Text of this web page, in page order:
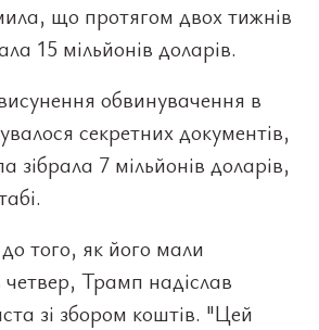
що протягом двох тижнів
15 мільйонів доларів.
обвинувачення в
секретних документів,
зібрала 7 мільйонів доларів,
того, як його мали
Трамп надіслав
зі збором коштів. "Цей